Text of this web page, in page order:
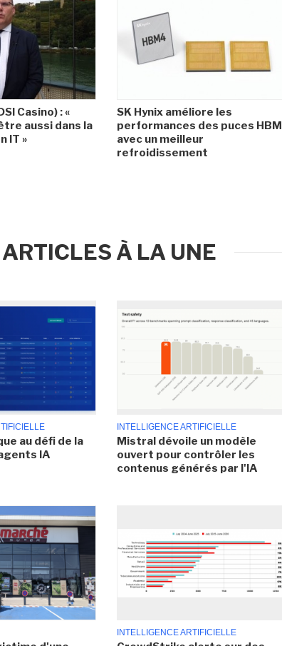
Casino) : «
aussi dans la
IT »
SK Hynix améliore les
performances des puces HBM
avec un meilleur
refroidissement
ARTICLES À LA UNE
au défi de la
IA
INTELLIGENCE ARTIFICIELLE
Mistral dévoile un modèle
ouvert pour contrôler les
contenus générés par l'IA
INTELLIGENCE ARTIFICIELLE